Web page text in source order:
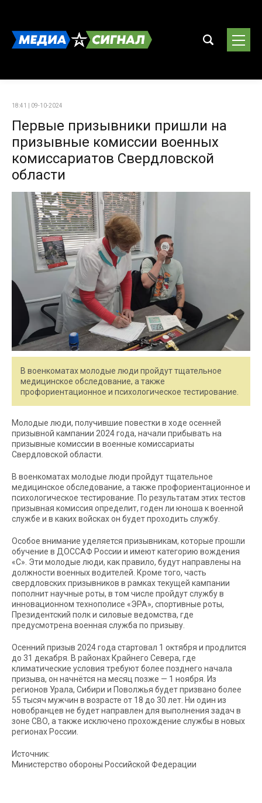
18:41 | 09-10-2024
Первые призывники пришли на
призывные комиссии военных
комиссариатов Свердловской
области
В военкоматах молодые люди пройдут тщательное
медицинское обследование, а также
профориентационное и психологическое тестирование.
Молодые люди, получившие повестки в ходе осенней
призывной кампании 2024 года, начали прибывать на
призывные комиссии в военные комиссариаты
Свердловской области.
В военкоматах молодые люди пройдут тщательное
медицинское обследование, а также профориентационное и
психологическое тестирование. По результатам этих тестов
призывная комиссия определит, годен ли юноша к военной
службе и в каких войсках он будет проходить службу.
Особое внимание уделяется призывникам, которые прошли
обучение в ДОССАФ России и имеют категорию вождения
«С». Эти молодые люди, как правило, будут направлены на
должности военных водителей. Кроме того, часть
свердловских призывников в рамках текущей кампании
пополнит научные роты, в том числе пройдут службу в
инновационном технополисе «ЭРА», спортивные роты,
Президентский полк и силовые ведомства, где
предусмотрена военная служба по призыву.
Осенний призыв 2024 года стартовал 1 октября и продлится
до 31 декабря. В районах Крайнего Севера, где
климатические условия требуют более позднего начала
призыва, он начнётся на месяц позже — 1 ноября. Из
регионов Урала, Сибири и Поволжья будет призвано более
55 тысяч мужчин в возрасте от 18 до 30 лет. Ни один из
новобранцев не будет направлен для выполнения задач в
зоне СВО, а также исключено прохождение службы в новых
регионах России.
Источник:
Министерство обороны Российской Федерации